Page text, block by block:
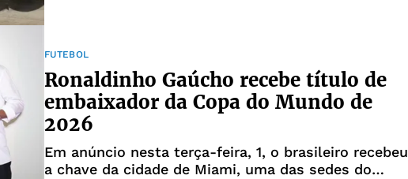
FUTEBOL
Ronaldinho Gaúcho recebe título de
embaixador da Copa do Mundo de
2026
Em anúncio nesta terça-feira, 1, o brasileiro recebeu
a chave da cidade de Miami, uma das sedes do